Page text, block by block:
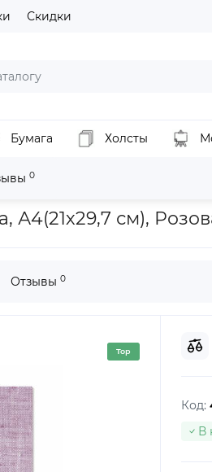
Скидки
Бумага Холсты
0
с рисунком Креативные сердца,
см),
Отзывы 0
Top
Код:
В